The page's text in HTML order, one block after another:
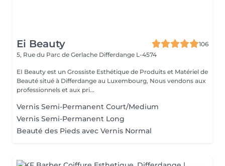
Ei Beauty
106
5, Rue du Parc de Gerlache Differdange L-4574
EI Beauty est un Grossiste Esthétique de Produits et Matériel de
Beauté situé à Differdange au Luxembourg, Nous vendons aux
professionnels et aux pri...
Vernis Semi-Permanent Court/Medium
Vernis Semi-Permanent Long
Beauté des Pieds avec Vernis Normal